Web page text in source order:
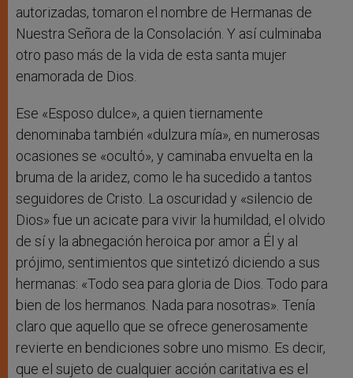
autorizadas, tomaron el nombre de Hermanas de
Nuestra Señora de la Consolación. Y así culminaba
otro paso más de la vida de esta santa mujer
enamorada de Dios.
Ese «Esposo dulce», a quien tiernamente
denominaba también «dulzura mía», en numerosas
ocasiones se «ocultó», y caminaba envuelta en la
bruma de la aridez, como le ha sucedido a tantos
seguidores de Cristo. La oscuridad y «silencio de
Dios» fue un acicate para vivir la humildad, el olvido
de sí y la abnegación heroica por amor a Él y al
prójimo, sentimientos que sintetizó diciendo a sus
hermanas: «Todo sea para gloria de Dios. Todo para
bien de los hermanos. Nada para nosotras». Tenía
claro que aquello que se ofrece generosamente
revierte en bendiciones sobre uno mismo. Es decir,
que el sujeto de cualquier acción caritativa es el